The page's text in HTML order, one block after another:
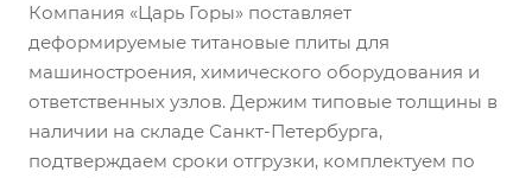
Компания «Царь Горы» поставляет
деформируемые титановые плиты для
машиностроения, химического оборудования и
ответственных узлов. Держим типовые толщины в
наличии на складе Санкт-Петербурга,
подтверждаем сроки отгрузки, комплектуем по